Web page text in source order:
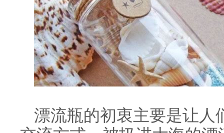
漂流瓶的初衷主要是让人